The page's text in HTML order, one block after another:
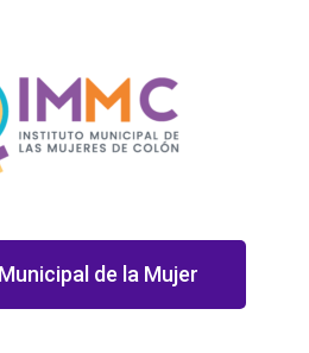
de la Mujer